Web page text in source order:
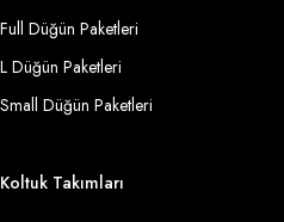
Full Düğün Paketleri
L Düğün Paketleri
Small Düğün Paketleri
Koltuk Takımları